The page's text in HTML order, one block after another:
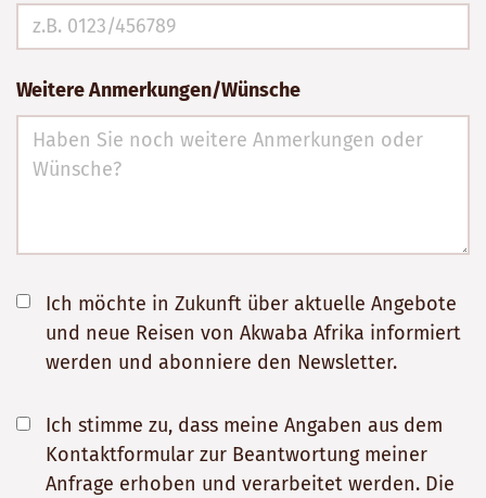
Weitere Anmerkungen/Wünsche
Ich möchte in Zukunft über aktuelle Angebote
und neue Reisen von Akwaba Afrika informiert
werden und abonniere den Newsletter.
Ich stimme zu, dass meine Angaben aus dem
Kontaktformular zur Beantwortung meiner
Anfrage erhoben und verarbeitet werden. Die